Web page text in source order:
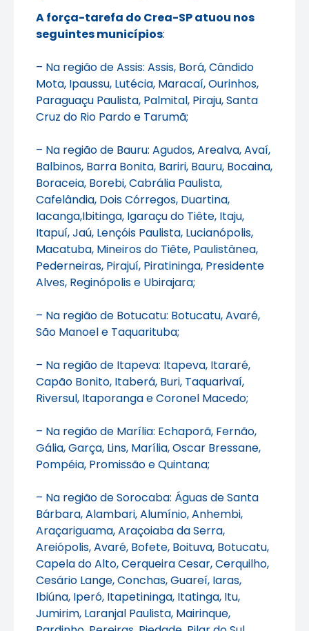
A força-tarefa do Crea-SP atuou nos
seguintes municípios:
– Na região de Assis: Assis, Borá, Cândido
Mota, Ipaussu, Lutécia, Maracaí, Ourinhos,
Paraguaçu Paulista, Palmital, Piraju, Santa
Cruz do Rio Pardo e Tarumã;
– Na região de Bauru: Agudos, Arealva, Avaí,
Balbinos, Barra Bonita, Bariri, Bauru, Bocaina,
Boraceia, Borebi, Cabrália Paulista,
Cafelândia, Dois Córregos, Duartina,
Iacanga,Ibitinga, Igaraçu do Tiête, Itaju,
Itapuí, Jaú, Lençóis Paulista, Lucianópolis,
Macatuba, Mineiros do Tiête, Paulistânea,
Pederneiras, Pirajuí, Piratininga, Presidente
Alves, Reginópolis e Ubirajara;
– Na região de Botucatu: Botucatu, Avaré,
São Manoel e Taquarituba;
– Na região de Itapeva: Itapeva, Itararé,
Capão Bonito, Itaberá, Buri, Taquarivaí,
Riversul, Itaporanga e Coronel Macedo;
– Na região de Marília: Echaporã, Fernão,
Gália, Garça, Lins, Marília, Oscar Bressane,
Pompéia, Promissão e Quintana;
– Na região de Sorocaba: Águas de Santa
Bárbara, Alambari, Alumínio, Anhembi,
Araçariguama, Araçoiaba da Serra,
Areiópolis, Avaré, Bofete, Boituva, Botucatu,
Capela do Alto, Cerqueira Cesar, Cerquilho,
Cesário Lange, Conchas, Guareí, Iaras,
Ibiúna, Iperó, Itapetininga, Itatinga, Itu,
Jumirim, Laranjal Paulista, Mairinque,